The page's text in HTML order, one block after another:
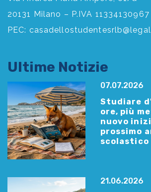
20131 Milano – P.IVA 11334130967
PEC:
Ultime Notizie
07.07.2026
Studiare
ore, più
nuovo
prossimo
scolastico
21.06.2026